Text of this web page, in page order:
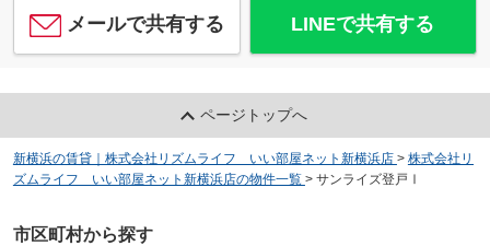
メールで共有する LINEで共有する
ページトップへ
新横浜の賃貸｜株式会社リズムライフ いい部屋ネット新横浜店 > 株式会社リ
ズムライフ いい部屋ネット新横浜店の物件一覧 > サンライズ登戸Ⅰ
市区町村から探す